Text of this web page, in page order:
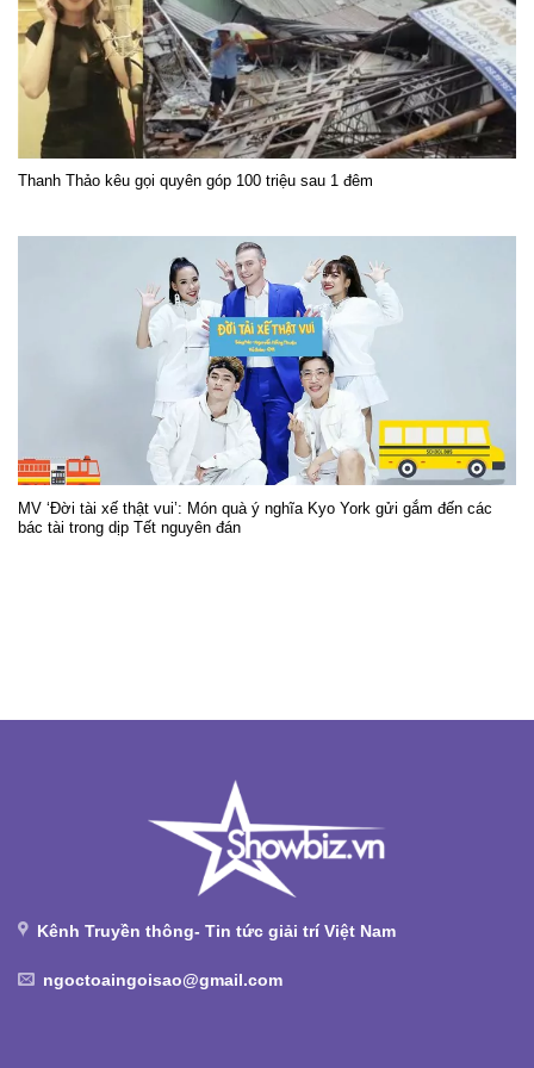
Thanh Thảo kêu gọi quyên góp 100 triệu sau 1 đêm
MV ‘Đời tài xế thật vui’: Món quà ý nghĩa Kyo York gửi gắm đến các
bác tài trong dịp Tết nguyên đán
Kênh Truyền thông- Tin tức giải trí Việt Nam
ngoctoaingoisao@gmail.com